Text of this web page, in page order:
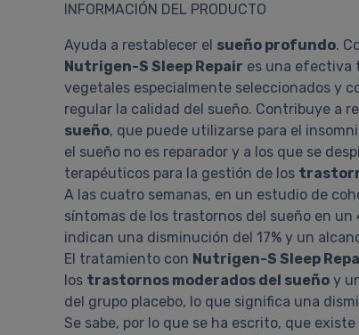
INFORMACIÓN DEL PRODUCTO
Ayuda a restablecer el sueño profundo.
Nutrigen-S Sleep Repair es una efectiva
vegetales especialmente seleccionados y
regular la calidad del sueño. Contribuye a
sueño, que puede utilizarse para el
el sueño no es reparador y a los que se
terapéuticos para la gestión de los
A las cuatro semanas, en un estudio de
síntomas de los trastornos del sueño en un
indican una disminución del 17% y un
El tratamiento con Nutrigen-S Sleep
los trastornos moderados del sueño y
del grupo placebo, lo que significa una
Se sabe, por lo que se ha escrito, que